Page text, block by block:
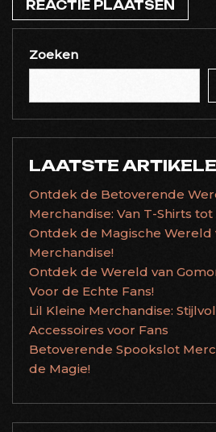
Zoeken
LAATSTE
Ontdek de Betoverende
Merchandise: Van T-Shirts tot
Ontdek de Magische Wereld
Merchandise!
Ontdek de Wereld van
Voor de Echte Fans!
Lil Kleine Merchandise:
Accessoires voor Fans
Betoverende Spookslot
de Magie!